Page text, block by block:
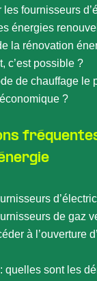
les fournisseurs
énergies
la rénovation
c’est possible ?
de chauffage le
?
de gaz
à l’ouverture
quelles sont les